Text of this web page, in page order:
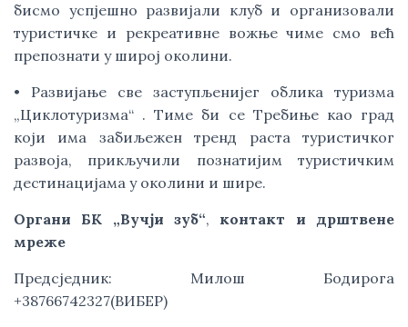
бисмо успјешно развијали клуб и организовали
туристичке и рекреативне вожње чиме смо већ
препознати у широј околини.
• Развијање све заступљенијег облика туризма
„Циклотуризма“ . Тиме би се Требиње као град
који има забиљежен тренд раста туристичког
развоја, прикључили познатијим туристичким
дестинацијама у околини и шире.
Органи БК „Вучји зуб“, контакт и дрштвене
мреже
Предсједник: Милош Бодирога
+38766742327(ВИБЕР)